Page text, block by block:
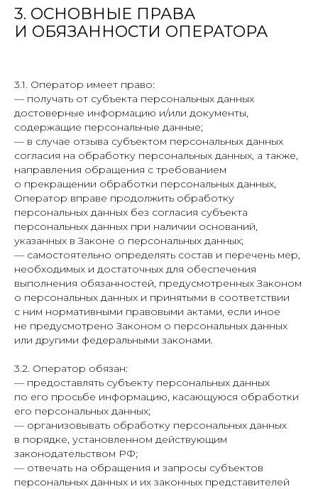
3. ОСНОВНЫЕ ПРАВА
И ОБЯЗАННОСТИ ОПЕРАТОРА
3.1. Оператор имеет право:
— получать от субъекта персональных данных
достоверные информацию и/или документы,
содержащие персональные данные;
— в случае отзыва субъектом персональных данных
согласия на обработку персональных данных, а также,
направления обращения с требованием
о прекращении обработки персональных данных,
Оператор вправе продолжить обработку
персональных данных без согласия субъекта
персональных данных при наличии оснований,
указанных в Законе о персональных данных;
— самостоятельно определять состав и перечень мер,
необходимых и достаточных для обеспечения
выполнения обязанностей, предусмотренных Законом
о персональных данных и принятыми в соответствии
с ним нормативными правовыми актами, если иное
не предусмотрено Законом о персональных данных
или другими федеральными законами.
3.2. Оператор обязан:
— предоставлять субъекту персональных данных
по его просьбе информацию, касающуюся обработки
его персональных данных;
— организовывать обработку персональных данных
в порядке, установленном действующим
законодательством РФ;
— отвечать на обращения и запросы субъектов
персональных данных и их законных представителей